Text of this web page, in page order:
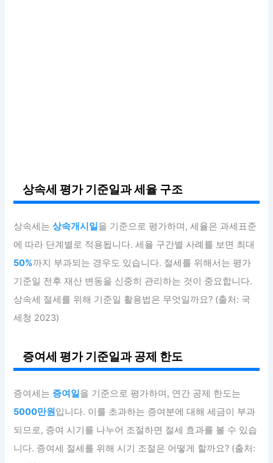
상속세 평가 기준일과 세율 구조
상속세는상속개시일을 기준으로 평가하며, 세율은 과세표준
에 따라 단계별로 적용됩니다. 세율 구간별 사례를 보면 최대
50%까지 부과되는 경우도 있습니다. 절세를 위해서는 평가
기준일 전후 재산 변동을 신중히 관리하는 것이 중요합니다.
상속세 절세를 위해 기준일 활용법은 무엇일까요? (출처: 국
세청 2023)
증여세 평가 기준일과 공제 한도
증여세는 증여일을 기준으로 평가하며, 연간 공제 한도는
5000만원입니다. 이를 초과하는 증여분에 대해 세금이 부과
되므로, 증여 시기를 나누어 조절하면 절세 효과를 볼 수 있습
니다. 증여세 절세를 위해 시기 조절은 어떻게 할까요? (출처: